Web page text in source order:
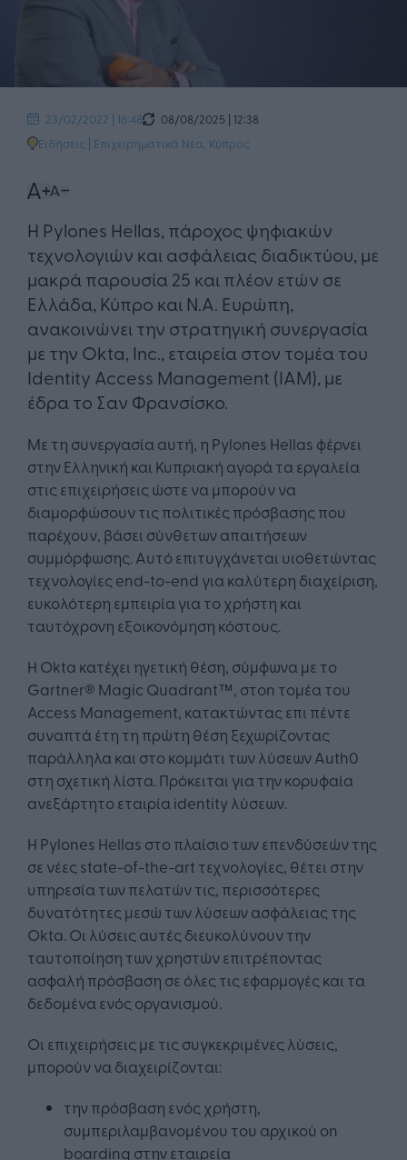
23/02/2022 | 16:48
08/08/2025 | 12:38
Ειδήσεις | Επιχειρηματικά Νέα Κύπρος
H Pylones Hellas, πάροχος ψηφιακών
τεχνολογιών και ασφάλειας διαδικτύου, με
μακρά παρουσία 25 και πλέον ετών σε
Ελλάδα, Κύπρο και Ν.Α. Ευρώπη,
ανακοινώνει την στρατηγική συνεργασία
με την Okta, Inc., εταιρεία στον τομέα του
Identity Access Management (IAM), με
έδρα το Σαν Φρανσίσκο.
Με τη συνεργασία αυτή, η Pylones Hellas φέρνει
στην Ελληνική και Κυπριακή αγορά τα εργαλεία
στις επιχειρήσεις ώστε να μπορούν να
διαμορφώσουν τις πολιτικές πρόσβασης που
παρέχουν, βάσει σύνθετων απαιτήσεων
συμμόρφωσης. Αυτό επιτυγχάνεται υιοθετώντας
τεχνολογίες end-to-end για καλύτερη διαχείριση,
ευκολότερη εμπειρία για το χρήστη και
ταυτόχρονη εξοικονόμηση κόστους.
Η Okta κατέχει ηγετική θέση, σύμφωνα με το
Gartner® Magic Quadrant™, στοn τομέα του
Access Management, κατακτώντας επι πέντε
συναπτά έτη τη πρώτη θέση ξεχωρίζοντας
παράλληλα και στο κομμάτι των λύσεων Auth0
στη σχετική λίστα. Πρόκειται για την κορυφαία
ανεξάρτητο εταιρία identity λύσεων.
Η Pylones Hellas στο πλαίσιο των επενδύσεών της
σε νέες state-of-the-art τεχνολογίες, θέτει στην
υπηρεσία των πελατών τις, περισσότερες
δυνατότητες μεσώ των λύσεων ασφάλειας της
Okta. Οι λύσεις αυτές διευκολύνουν την
ταυτοποίηση των χρηστών επιτρέποντας
ασφαλή πρόσβαση σε όλες τις εφαρμογές και τα
δεδομένα ενός οργανισμού.
Οι επιχειρήσεις με τις συγκεκριμένες λύσεις,
μπορούν να διαχειρίζονται:
την πρόσβαση ενός χρήστη,
συμπεριλαμβανομένου του αρχικού on
boarding στην εταιρεία